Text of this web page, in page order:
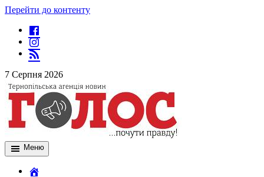
Перейти до контенту
7 Серпня 2026
Меню